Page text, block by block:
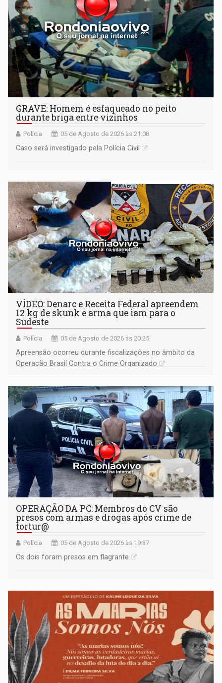
GRAVE: Homem é esfaqueado no peito
durante briga entre vizinhos
Polícia 05 de Agosto de 2026 às 21:08
Caso será investigado pela Polícia Civil
VÍDEO: Denarc e Receita Federal apreendem
12 kg de skunk e arma que iam para o
Sudeste
Polícia 05 de Agosto de 2026 às 20:25
Apreensão ocorreu durante fiscalizações no âmbito da
Operação Brasil Contra o Crime Organizado
OPERAÇÃO DA PC: Membros do CV são
presos com armas e drogas após crime de
tortur@
Polícia 05 de Agosto de 2026 às 19:37
Os dois foram presos em flagrante